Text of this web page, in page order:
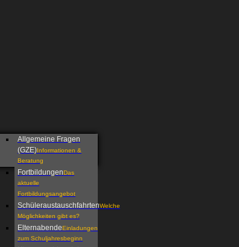
Allgemeine Fragen
(GZE)Informationen &
Beratung
FortbildungenDas
aktuelle
Fortbildungsangebot
SchüleraustauschfahrtenWelche
Möglichkeiten gibt es?
ElternabendeEinladungen
zum Schuljahresbeginn